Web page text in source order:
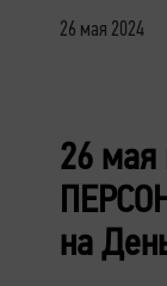
26 мая 2024
26
на